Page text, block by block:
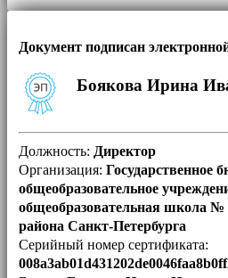
Документ подписан
Боякова Ирина
Должность: Директор
Организация: Государственное
общеобразовательное
общеобразовательная школа №
района Санкт-Петербурга
Серийный номер сертификата: